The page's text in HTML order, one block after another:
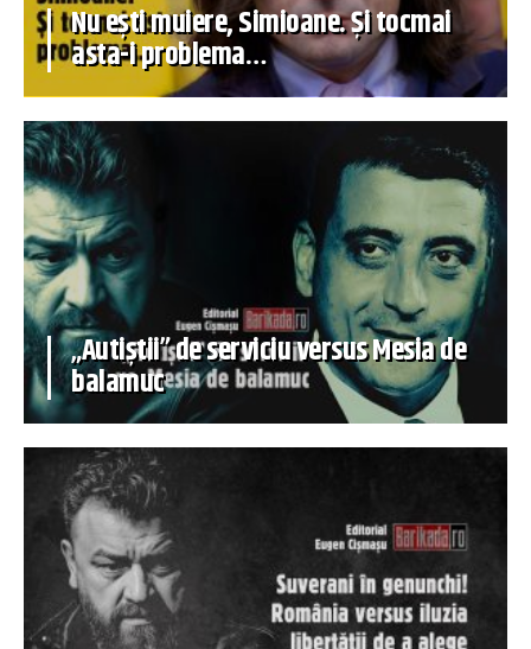
Nu ești muiere, Simioane. Și tocmai
asta-i problema…
„Autiștii” de serviciu versus Mesia de
balamuc